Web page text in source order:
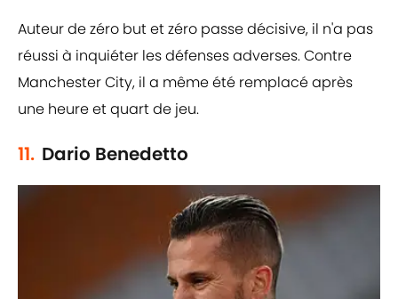
Auteur de zéro but et zéro passe décisive, il n'a pas
réussi à inquiéter les défenses adverses. Contre
Manchester City, il a même été remplacé après
une heure et quart de jeu.
11. Dario Benedetto